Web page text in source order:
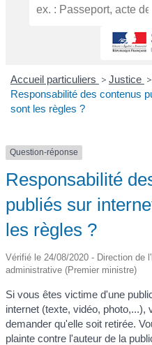
Accueil particuliers > Justice >
Responsabilité des contenus
sont les règles ?
Question-réponse
Responsabilité
publiés sur
les règles ?
Vérifié le 24/08/2020 - Direction de
administrative (Premier ministre)
Si vous êtes victime d'une
internet (texte, vidéo, photo,...),
demander qu'elle soit retirée.
plainte contre l'auteur de la